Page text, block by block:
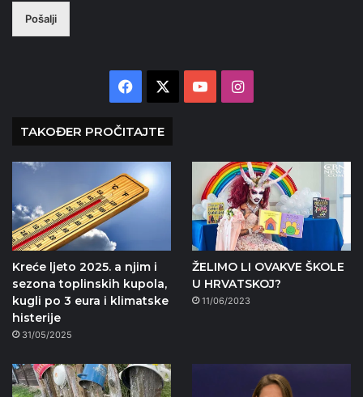
Pošalji
Facebook YouTubeInstagram
TAKOĐER PROČITAJTE
Kreće ljeto 2025. a njim i
sezona toplinskih kupola,
kugli po 3 eura i klimatske
histerije
31/05/2025
ŽELIMO LI OVAKVE ŠKOLE
U HRVATSKOJ?
11/06/2023